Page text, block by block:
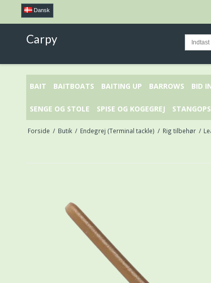
Dansk
Carpy
BAIT BAITBOATS BAITING UP BARROWS BID
SENGE OG STOLE SPISE OG KOGEGREJ
Forside / Butik / Endegrej (Terminal tackle) / Rig tilbehør /